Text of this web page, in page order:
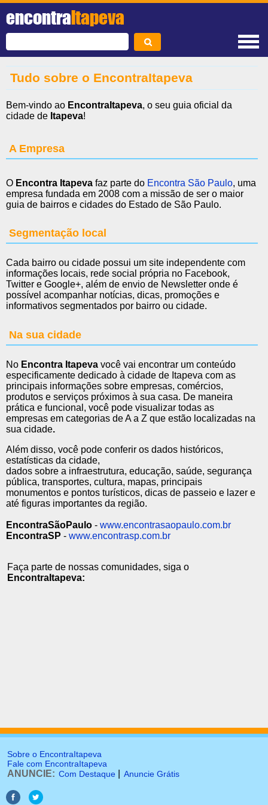
encontraItapeva
Tudo sobre o EncontraItapeva
Bem-vindo ao EncontraItapeva, o seu guia oficial da
cidade de Itapeva!
A Empresa
O Encontra Itapeva faz parte do Encontra São Paulo, uma
empresa fundada em 2008 com a missão de ser o maior
guia de bairros e cidades do Estado de São Paulo.
Segmentação local
Cada bairro ou cidade possui um site independente com
informações locais, rede social própria no Facebook,
Twitter e Google+, além de envio de Newsletter onde é
possível acompanhar notícias, dicas, promoções e
informativos segmentados por bairro ou cidade.
Na sua cidade
No Encontra Itapeva você vai encontrar um conteúdo
especificamente dedicado à cidade de Itapeva com as
principais informações sobre empresas, comércios,
produtos e serviços próximos à sua casa. De maneira
prática e funcional, você pode visualizar todas as
empresas em categorias de A a Z que estão localizadas na
sua cidade.
Além disso, você pode conferir os dados históricos,
estatísticas da cidade,
dados sobre a infraestrutura, educação, saúde, segurança
pública, transportes, cultura, mapas, principais
monumentos e pontos turísticos, dicas de passeio e lazer e
até figuras importantes da região.
EncontraSãoPaulo - www.encontrasaopaulo.com.br
EncontraSP - www.encontrasp.com.br
Faça parte de nossas comunidades, siga o
EncontraItapeva:
Sobre o EncontraItapeva
Fale com EncontraItapeva
ANUNCIE: Com Destaque Anuncie Grátis